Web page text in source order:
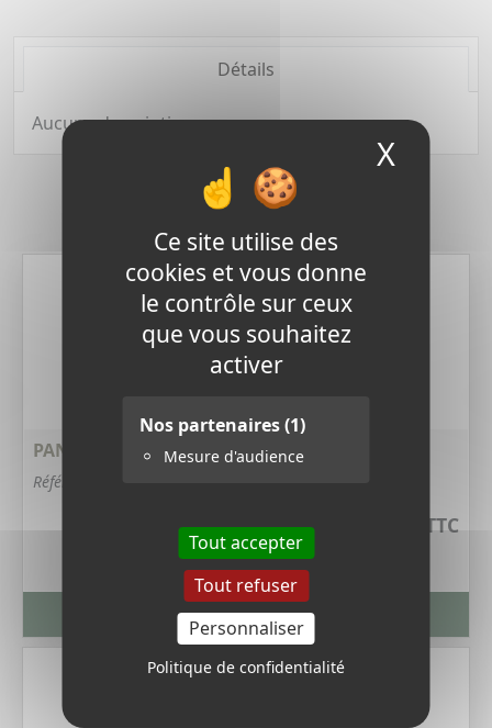
Ce site utilise des
cookies et vous donne
le contrôle sur ceux
que vous souhaitez
activer
Nos partenaires(1)
Mesure d'audience
Tout accepter
Tout refuser
Personnaliser
Politique de confidentialité
X
Détails
Aucune description.
PANNEAU SOLAIRE 15 W - 6 VOLTS
Référence : 406V
TTC
VOIR LA FICHE PRODUIT